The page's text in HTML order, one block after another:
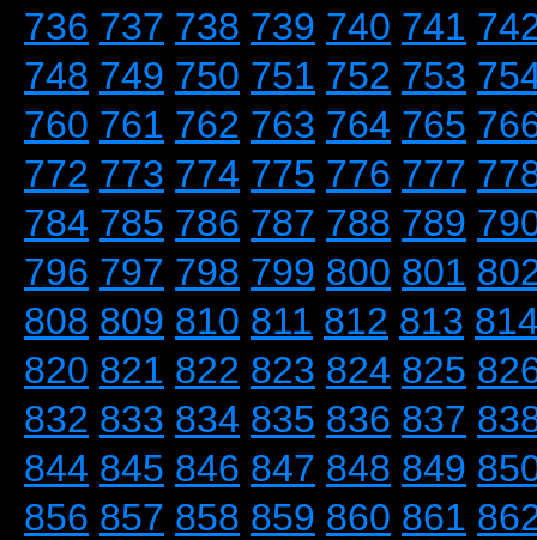
736 737 738 739 740 741
748 749 750 751 752 753
760 761 762 763 764 765
772 773 774 775 776 777
784 785 786 787 788 789
796 797 798 799 800 801
808 809 810 811 812 813
820 821 822 823 824 825
832 833 834 835 836 837
844 845 846 847 848 849
856 857 858 859 860 861